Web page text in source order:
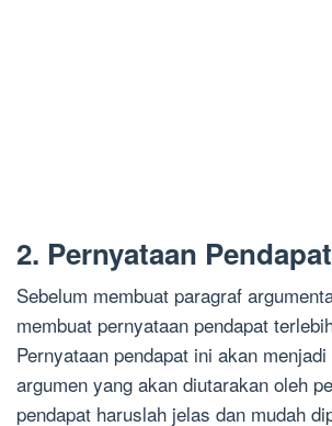
2. Pernyataan Pendapat
Sebelum membuat paragraf
membuat pernyataan pendapat
Pernyataan pendapat ini akan
argumen yang akan diutarakan oleh
pendapat haruslah jelas dan mudah